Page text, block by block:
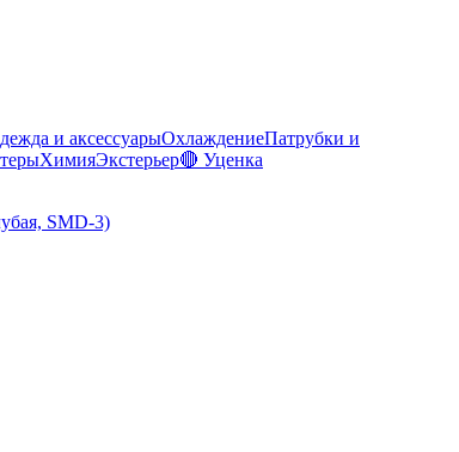
и аксессуарыОхлаждениеПатрубки и
ХимияЭкстерьер🔴 Уценка